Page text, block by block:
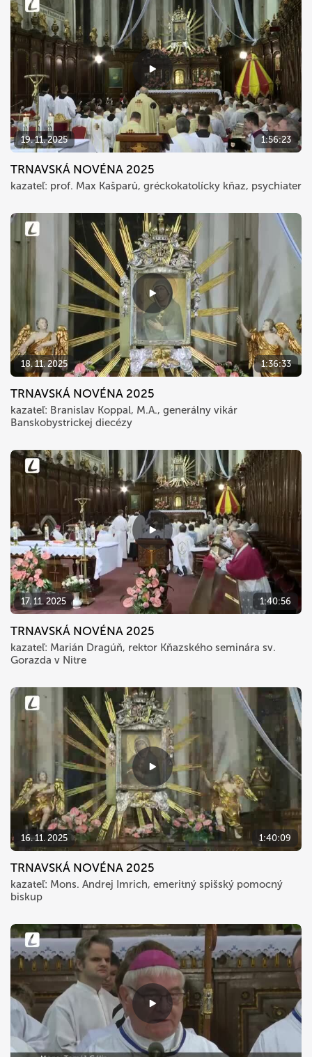
19. 11. 2025 1:56:23
TRNAVSKÁ NOVÉNA 2025
kazateľ: prof. Max Kašparů, gréckokatolícky kňaz, psychiater
18. 11. 2025 1:36:33
TRNAVSKÁ NOVÉNA 2025
kazateľ: Branislav Koppal, M.A., generálny vikár
Banskobystrickej diecézy
17. 11. 2025 1:40:56
TRNAVSKÁ NOVÉNA 2025
kazateľ: Marián Dragúň, rektor Kňazského seminára sv.
Gorazda v Nitre
16. 11. 2025 1:40:09
TRNAVSKÁ NOVÉNA 2025
kazateľ: Mons. Andrej Imrich, emeritný spišský pomocný
biskup